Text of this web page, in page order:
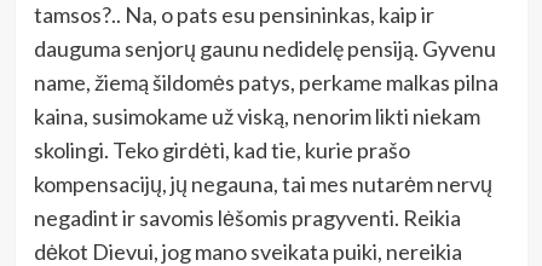
tamsos?.. Na, o pats esu pensininkas, kaip ir
dauguma senjorų gaunu nedidelę pensiją. Gyvenu
name, žiemą šildomės patys, perkame malkas pilna
kaina, susimokame už viską, nenorim likti niekam
skolingi. Teko girdėti, kad tie, kurie prašo
kompensacijų, jų negauna, tai mes nutarėm nervų
negadint ir savomis lėšomis pragyventi. Reikia
dėkot Dievui, jog mano sveikata puiki, nereikia